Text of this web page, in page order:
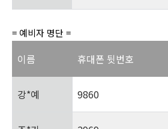
= 예비자 명단 =
이름 휴대폰 뒷번호
강*예 9860